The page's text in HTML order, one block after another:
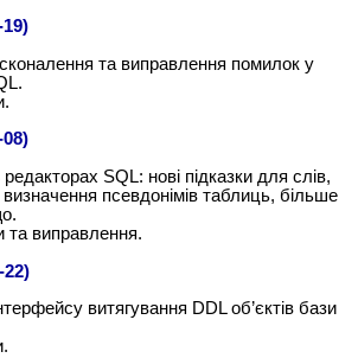
19)
та виправлення помилок у
08)
SQL: нові підказки для слів,
псевдонімів таблиць, більше
та виправлення.
22)
витягування DDL об’єктів бази